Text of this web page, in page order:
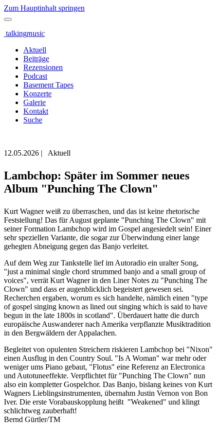
Zum Hauptinhalt springen
talkingmusic
Aktuell
Beiträge
Rezensionen
Podcast
Basement Tapes
Konzerte
Galerie
Kontakt
Suche
12.05.2026 | Aktuell
Lambchop: Später im Sommer neues
Album "Punching The Clown"
Kurt Wagner weiß zu überraschen, und das ist keine rhetorische
Feststellung! Das für August geplante "Punching The Clown" mit
seiner Formation Lambchop wird im Gospel angesiedelt sein! Einer
sehr speziellen Variante, die sogar zur Überwindung einer lange
gehegten Abneigung gegen das Banjo verleitet.
Auf dem Weg zur Tankstelle lief im Autoradio ein uralter Song,
"just a minimal single chord strummed banjo and a small group of
voices", verrät Kurt Wagner in den Liner Notes zu "Punching The
Clown" und dass er augenblicklich begeistert gewesen sei.
Recherchen ergaben, worum es sich handelte, nämlich einen "type
of gospel singing known as lined out singing which is said to have
begun in the late 1800s in scotland". Überdauert hatte die durch
europäische Auswanderer nach Amerika verpflanzte Musiktradition
in den Bergwäldern der Appalachen.
Begleitet von opulenten Streichern riskieren Lambchop bei "Nixon"
einen Ausflug in den Country Soul. "Is A Woman" war mehr oder
weniger ums Piano gebaut, "Flotus" eine Referenz an Electronica
und Autotuneeffekte. Verpflichtet für "Punching The Clown" nun
also ein kompletter Gospelchor. Das Banjo, bislang keines von Kurt
Wagners Lieblingsinstrumenten, übernahm Justin Vernon von Bon
Iver. Die erste Vorabauskopplung heißt "Weakened" und klingt
schlichtweg zauberhaft!
Bernd Gürtler/TM